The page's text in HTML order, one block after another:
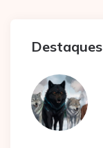
Destaques